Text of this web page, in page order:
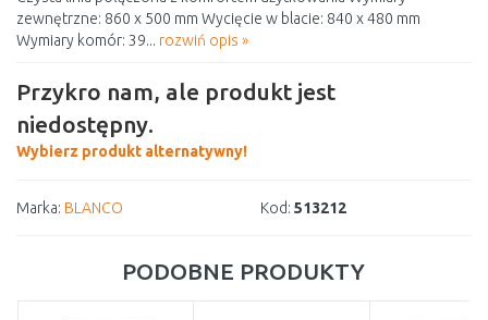
zewnętrzne: 860 x 500 mm Wycięcie w blacie: 840 x 480 mm
Wymiary komór: 39... rozwiń opis »
Przykro nam, ale produkt jest
niedostępny.
Wybierz produkt alternatywny!
Marka: BLANCO Kod: 513212
PODOBNE PRODUKTY